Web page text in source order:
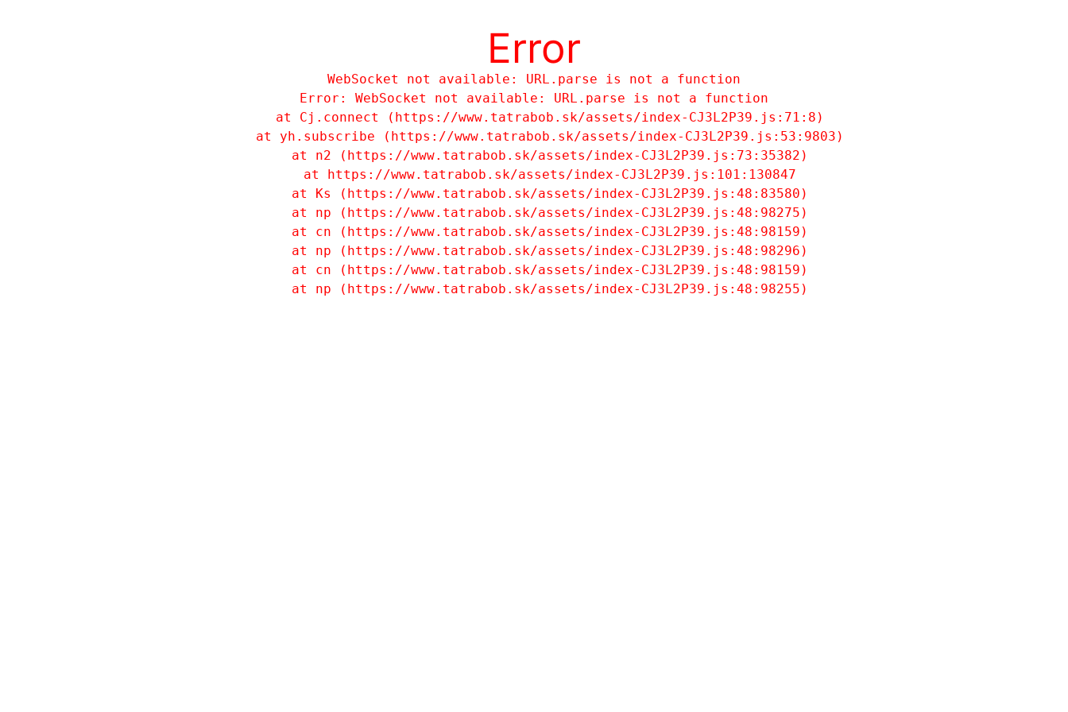
Error
WebSocket not available: URL.parse is not a function
Error: WebSocket not available: URL.parse is not a function
    at Cj.connect (https://www.tatrabob.sk/assets/index-CJ3L2P39.js:71:8)
    at yh.subscribe (https://www.tatrabob.sk/assets/index-CJ3L2P39.js:53:9803)
    at n2 (https://www.tatrabob.sk/assets/index-CJ3L2P39.js:73:35382)
    at https://www.tatrabob.sk/assets/index-CJ3L2P39.js:101:130847
    at Ks (https://www.tatrabob.sk/assets/index-CJ3L2P39.js:48:83580)
    at np (https://www.tatrabob.sk/assets/index-CJ3L2P39.js:48:98275)
    at cn (https://www.tatrabob.sk/assets/index-CJ3L2P39.js:48:98159)
    at np (https://www.tatrabob.sk/assets/index-CJ3L2P39.js:48:98296)
    at cn (https://www.tatrabob.sk/assets/index-CJ3L2P39.js:48:98159)
    at np (https://www.tatrabob.sk/assets/index-CJ3L2P39.js:48:98255)